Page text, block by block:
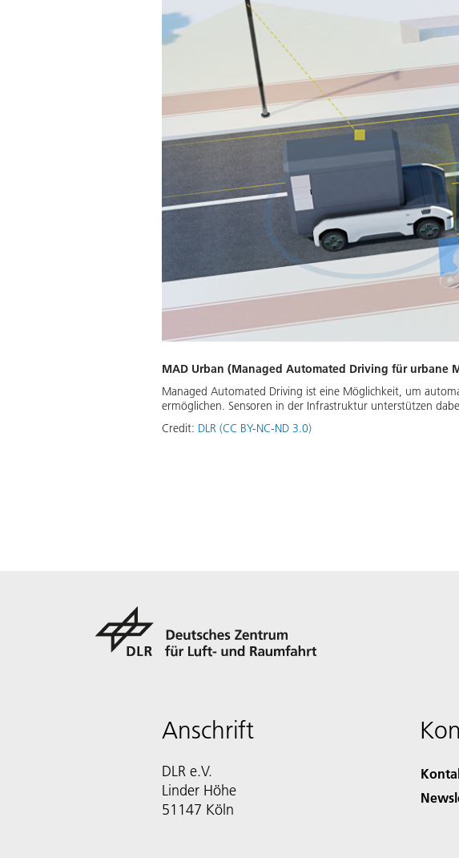
MAD Urban (Managed Automated Driving für urbane
Managed Automated Driving ist eine Möglichkeit, um
ermöglichen. Sensoren in der Infrastruktur unterstützen
Credit: DLR (CC BY-NC-ND 3.0)
Anschrift
DLR e.V.
Linder Höhe
51147 Köln